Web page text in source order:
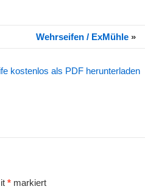
Wehrseifen / ExMühle »
kostenlos als PDF herunterladen
* markiert